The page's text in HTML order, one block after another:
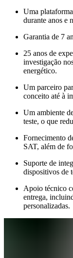
Uma
durante anos e
Garantia de 7
25 anos de
investigação
energético.
Um parceiro
conceito até à
Um ambiente
teste, o que
Fornecimento
SAT, além de
Suporte de
dispositivos de
Apoio técnico
entrega,
personalizadas.